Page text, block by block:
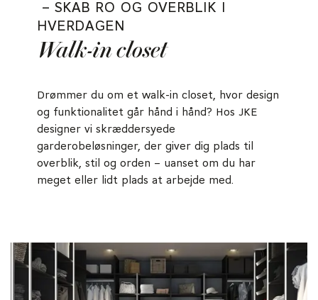
– SKAB RO OG OVERBLIK I
HVERDAGEN
Walk-in closet
Drømmer du om et walk-in closet, hvor design
og funktionalitet går hånd i hånd? Hos JKE
designer vi skræddersyede
garderobeløsninger, der giver dig plads til
overblik, stil og orden – uanset om du har
meget eller lidt plads at arbejde med.